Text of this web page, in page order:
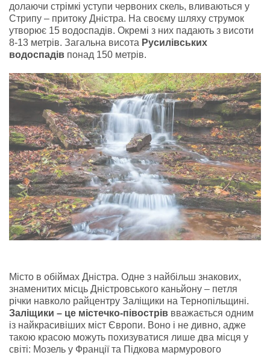
долаючи стрімкі уступи червоних скель, вливаються у
Стрипу – притоку Дністра. На своєму шляху струмок
утворює 15 водоспадів. Окремі з них падають з висоти
8-13 метрів. Загальна висота Русилівських
водоспадів понад 150 метрів.
Місто в обіймах Дністра. Одне з найбільш знакових,
знаменитих місць Дністровського каньйону – петля
річки навколо райцентру Заліщики на Тернопільщині.
Заліщики – це містечко-півострів вважається одним
із найкрасивіших міст Європи. Воно і не дивно, адже
такою красою можуть похизуватися лише два місця у
світі: Мозель у Франції та Підкова мармурового